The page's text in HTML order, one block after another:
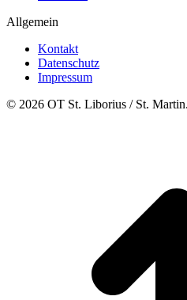
Allgemein
Kontakt
Datenschutz
Impressum
© 2026 OT St. Liborius / St.